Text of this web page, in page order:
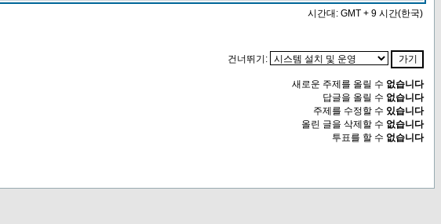
시간대: GMT + 9 시간(한국)
건너뛰기:
새로운 주제를 올릴 수 없습니다
답글을 올릴 수 없습니다
주제를 수정할 수 있습니다
올린 글을 삭제할 수 없습니다
투표를 할 수 없습니다